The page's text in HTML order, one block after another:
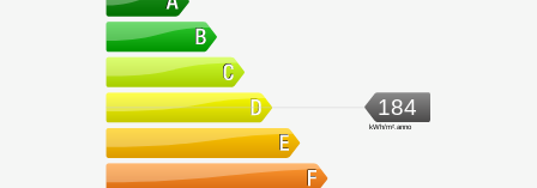
184
kWh/m².anno